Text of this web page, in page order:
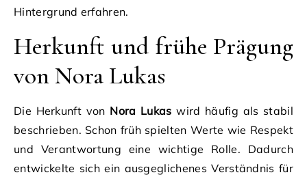
Hintergrund erfahren.
Herkunft und frühe Prägung
von Nora Lukas
Die Herkunft von Nora Lukas wird häufig als stabil
beschrieben. Schon früh spielten Werte wie Respekt
und Verantwortung eine wichtige Rolle. Dadurch
entwickelte sich ein ausgeglichenes Verständnis für